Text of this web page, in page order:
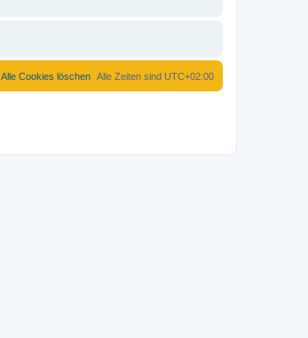
Alle Zeiten sind UTC+02:00
Alle Cookies löschen